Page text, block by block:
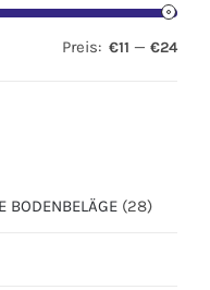
Preis: €11 — €24
BODENBELÄGE (28)